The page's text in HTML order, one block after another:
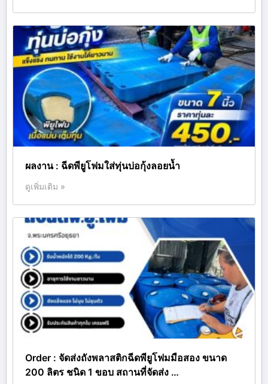
ผลงาน : ฉีดพียูโฟมใส่ทุ่นบ่อกุ้งลอยน้ำ
ดูเพิ่มเติม »
Order : จัดส่งถังพลาสติกฉีดพียูโฟมมือสอง ขนาด
200 ลิตร ชนิด 1 ขอบ สถานที่จัดส่ง …